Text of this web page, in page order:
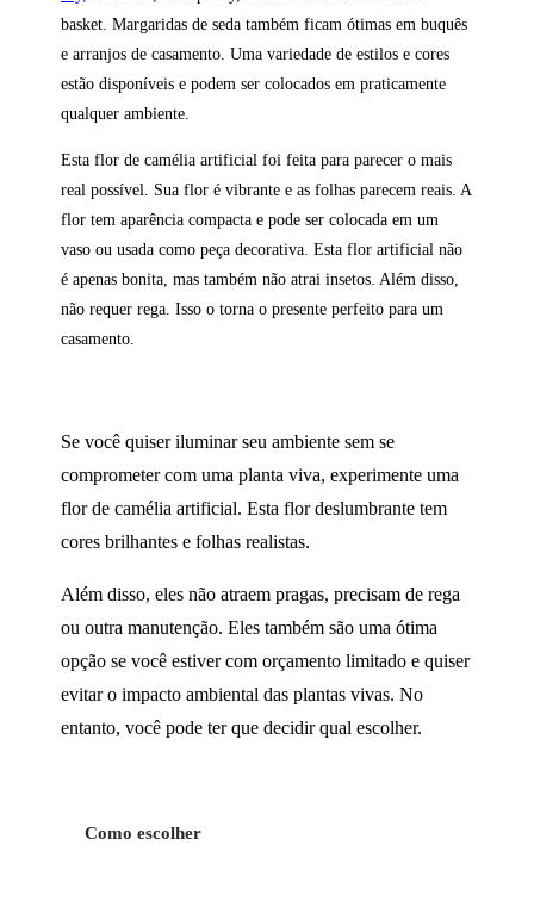
basket. Margaridas de seda também ficam ótimas em buquês
e arranjos de casamento. Uma variedade de estilos e cores
estão disponíveis e podem ser colocados em praticamente
qualquer ambiente.
Esta flor de camélia artificial foi feita para parecer o mais
real possível. Sua flor é vibrante e as folhas parecem reais. A
flor tem aparência compacta e pode ser colocada em um
vaso ou usada como peça decorativa. Esta flor artificial não
é apenas bonita, mas também não atrai insetos. Além disso,
não requer rega. Isso o torna o presente perfeito para um
casamento.
Se você quiser iluminar seu ambiente sem se
comprometer com uma planta viva, experimente uma
flor de camélia artificial. Esta flor deslumbrante tem
cores brilhantes e folhas realistas.
Além disso, eles não atraem pragas, precisam de rega
ou outra manutenção. Eles também são uma ótima
opção se você estiver com orçamento limitado e quiser
evitar o impacto ambiental das plantas vivas. No
entanto, você pode ter que decidir qual escolher.
Como escolher